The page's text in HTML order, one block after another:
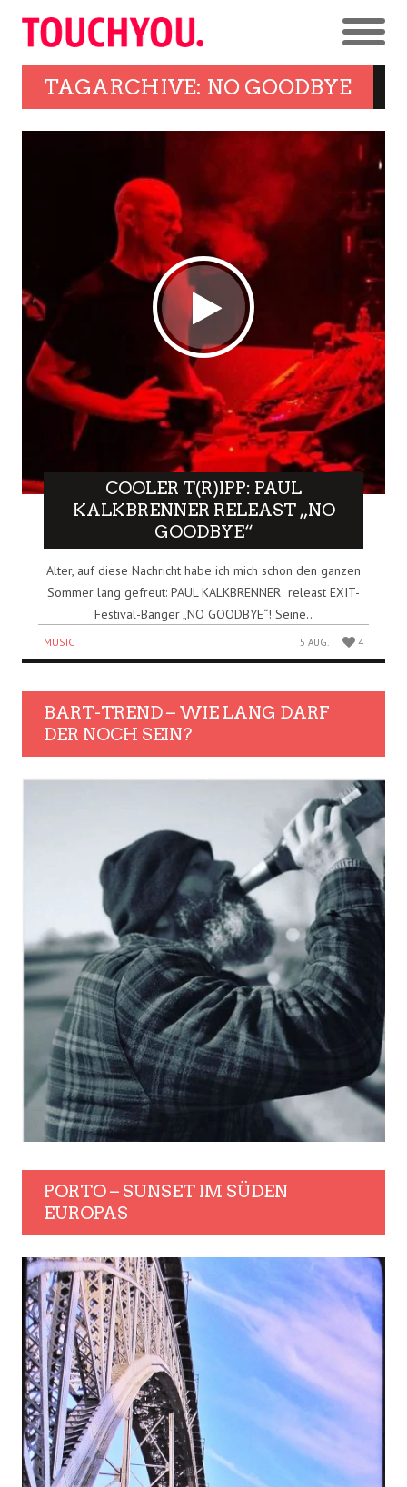
TAGARCHIVE: NO GOODBYE
COOLER T(R)IPP: PAUL
KALKBRENNER RELEAST „NO
GOODBYE“
Alter, auf diese Nachricht habe ich mich schon den ganzen
Sommer lang gefreut: PAUL KALKBRENNER releast EXIT-
Festival-Banger „NO GOODBYE“! Seine..
MUSIC 5 AUG. 4
BART-TREND – WIE LANG DARF
DER NOCH SEIN?
PORTO – SUNSET IM SÜDEN
EUROPAS